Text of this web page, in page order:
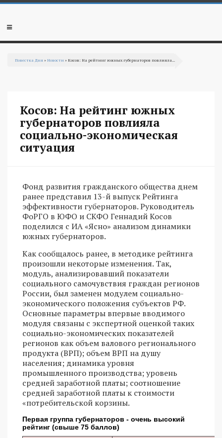
Перейти к основному содержанию
Мобильное
Повестка Дня »Новости » Косов: На рейтинг южных губернаторов повлияла...
Косов: На рейтинг южных
губернаторов повлияла
социально-экономическая
ситуация
Фонд развития гражданского общества днем
ранее представил 13-й выпуск Рейтинга
эффективности губернаторов. Руководитель
ФоРГО в ЮФО и СКФО Геннадий Косов
поделился с ИА «Ясно» анализом динамики
южных губернаторов.
Как сообщалось ранее, в методике рейтинга
произошли некоторые изменения. Так,
модуль, анализировавший показатели
социального самочувствия граждан регионов
России, был заменен модулем социально-
экономического положения субъектов РФ.
Основные параметры впервые вводимого
модуля связаны с экспертной оценкой таких
социально-экономических показателей
регионов как объем валового регионального
продукта (ВРП); объем ВРП на душу
населения; динамика уровня
промышленного производства; уровень
средней заработной платы; соотношение
средней заработной платы к стоимости
«потребительской корзины.
Первая группа губернаторов - очень высокий
рейтинг (свыше 75 баллов)